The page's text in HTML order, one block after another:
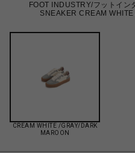
FOOT INDUSTRY/フットイン
SNEAKER CREAM
CREAM WHITE /GRAY/DARK
MAROON